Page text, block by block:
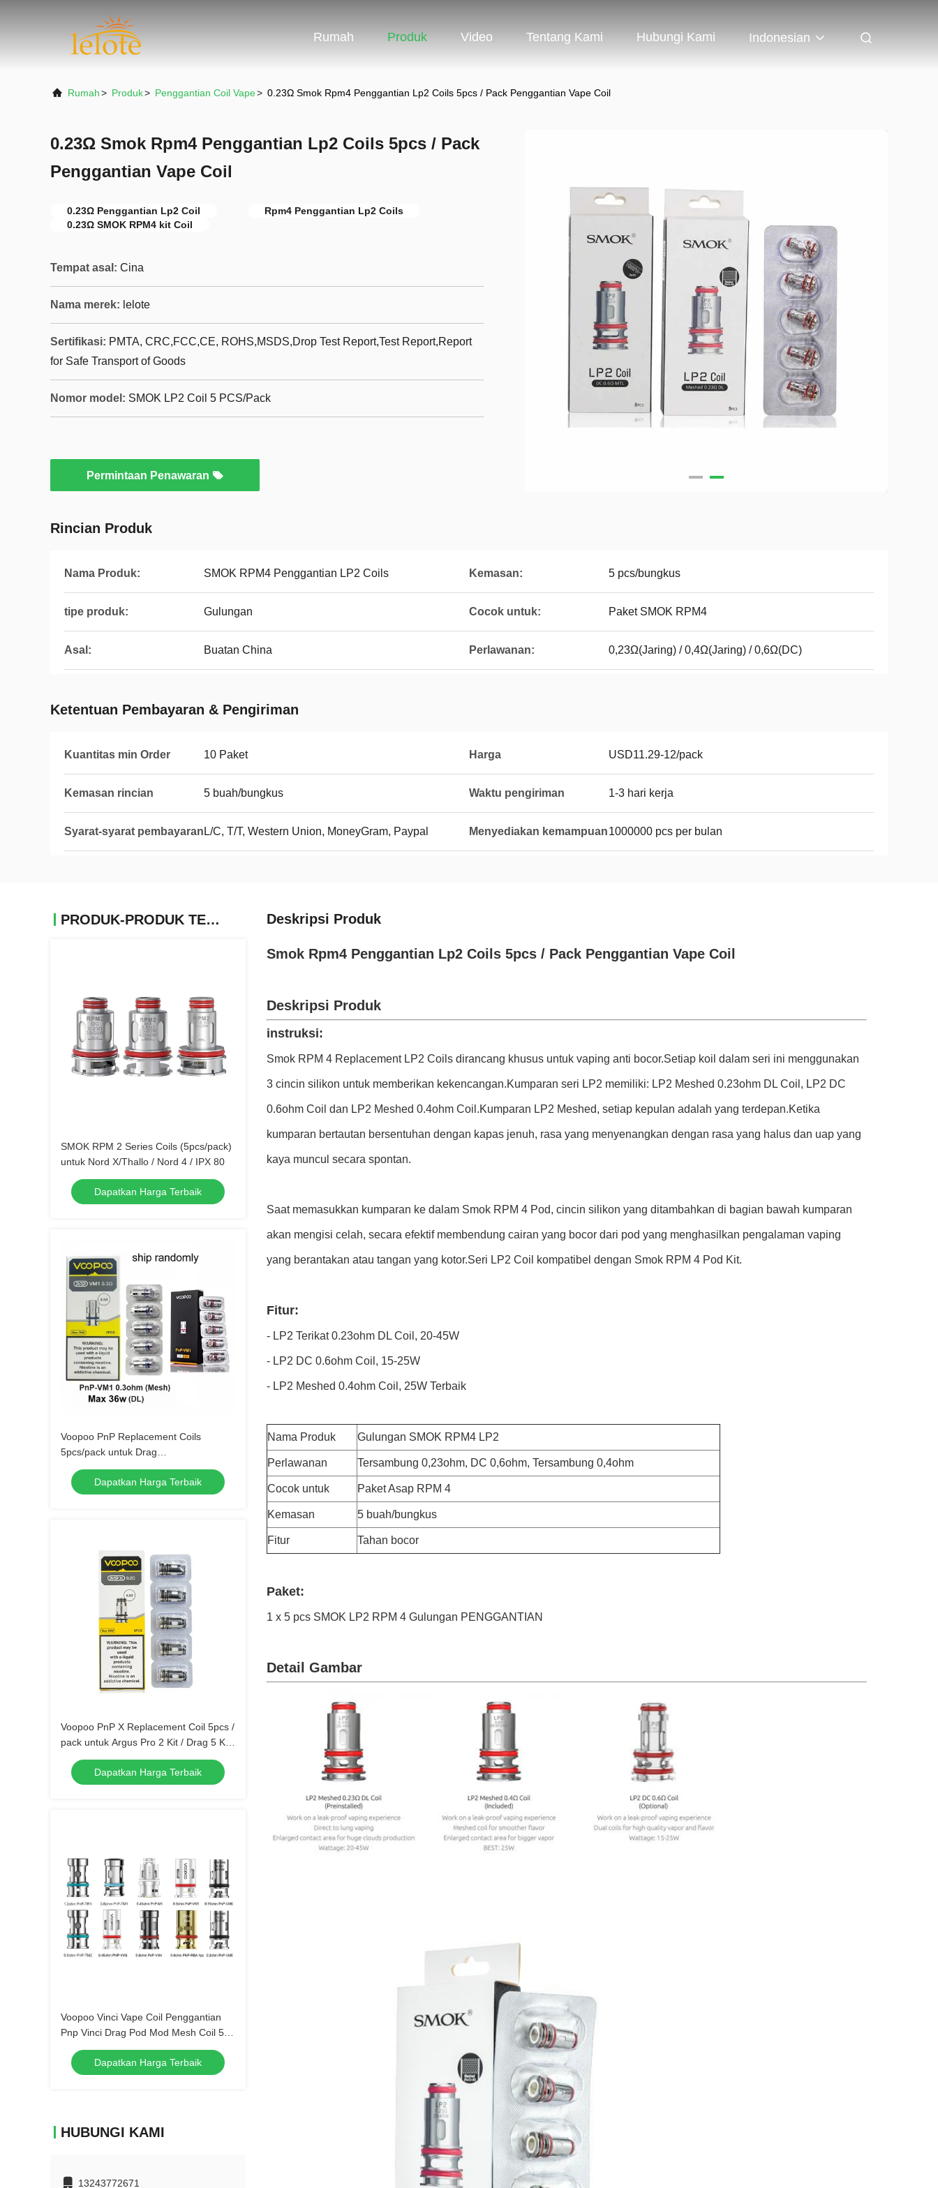
Rumah Produk Video Tentang Kami Hubungi Kami Indonesian
Rumah> Produk> Penggantian Coil Vape> 0.23Ω Smok Rpm4 Penggantian Lp2 Coils 5pcs / Pack Penggantian Vape Coil
0.23Ω Smok Rpm4 Penggantian Lp2 Coils 5pcs / Pack
Penggantian Vape Coil
0.23Ω Penggantian Lp2 Coil
Rpm4 Penggantian Lp2 Coils
0.23Ω SMOK RPM4 kit Coil
Tempat asal: Cina
Nama merek: lelote
Sertifikasi: PMTA, CRC,FCC,CE, ROHS,MSDS,Drop Test Report,Test Report,Report
for Safe Transport of Goods
Nomor model: SMOK LP2 Coil 5 PCS/Pack
Permintaan Penawaran
Rincian Produk
Nama Produk: SMOK RPM4 Penggantian LP2 Coils Kemasan: 5 pcs/bungkus
tipe produk: Gulungan Cocok untuk: Paket SMOK RPM4
Asal: Buatan China Perlawanan: 0,23Ω(Jaring) / 0,4Ω(Jaring) / 0,6Ω(DC)
Ketentuan Pembayaran & Pengiriman
Kuantitas min Order 10 Paket Harga USD11.29-12/pack
Kemasan rincian 5 buah/bungkus Waktu pengiriman 1-3 hari kerja
Syarat-syarat pembayaran L/C, T/T, Western Union, MoneyGram, Paypal Menyediakan kemampuan1000000 pcs per bulan
PRODUK-PRODUK TERKAIT
SMOK RPM 2 Series Coils (5pcs/pack)
untuk Nord X/Thallo / Nord 4 / IPX 80
Dapatkan Harga Terbaik
Voopoo PnP Replacement Coils
5pcs/pack untuk Drag
Baby/Mini/2/S/X,VINCI Series Kit,Argus
Pro,PnP 20/22,V.SUIT
Dapatkan Harga Terbaik
Voopoo PnP X Replacement Coil 5pcs /
pack untuk Argus Pro 2 Kit / Drag 5 Kit
/ Uforce-X Tank / Doric 60 Pro
Dapatkan Harga Terbaik
Voopoo Vinci Vape Coil Penggantian
Pnp Vinci Drag Pod Mod Mesh Coil 5
pcs Setiap Paket
Dapatkan Harga Terbaik
HUBUNGI KAMI
13243772671
Deskripsi Produk
Smok Rpm4 Penggantian Lp2 Coils 5pcs / Pack Penggantian Vape Coil
Deskripsi Produk
instruksi:
Smok RPM 4 Replacement LP2 Coils dirancang khusus untuk vaping anti bocor.Setiap koil dalam seri ini menggunakan
3 cincin silikon untuk memberikan kekencangan.Kumparan seri LP2 memiliki: LP2 Meshed 0.23ohm DL Coil, LP2 DC
0.6ohm Coil dan LP2 Meshed 0.4ohm Coil.Kumparan LP2 Meshed, setiap kepulan adalah yang terdepan.Ketika
kumparan bertautan bersentuhan dengan kapas jenuh, rasa yang menyenangkan dengan rasa yang halus dan uap yang
kaya muncul secara spontan.
Saat memasukkan kumparan ke dalam Smok RPM 4 Pod, cincin silikon yang ditambahkan di bagian bawah kumparan
akan mengisi celah, secara efektif membendung cairan yang bocor dari pod yang menghasilkan pengalaman vaping
yang berantakan atau tangan yang kotor.Seri LP2 Coil kompatibel dengan Smok RPM 4 Pod Kit.
Fitur:
- LP2 Terikat 0.23ohm DL Coil, 20-45W
- LP2 DC 0.6ohm Coil, 15-25W
- LP2 Meshed 0.4ohm Coil, 25W Terbaik
Nama Produk Gulungan SMOK RPM4 LP2
Perlawanan Tersambung 0,23ohm, DC 0,6ohm, Tersambung 0,4ohm
Cocok untuk Paket Asap RPM 4
Kemasan 5 buah/bungkus
Fitur Tahan bocor
Paket:
1 x 5 pcs SMOK LP2 RPM 4 Gulungan PENGGANTIAN
Detail Gambar